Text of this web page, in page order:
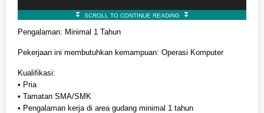
Pengalaman: Minimal 1 Tahun
Pekerjaan ini membutuhkan kemampuan: Operasi Komputer
Kualifikasi:
• Pria
• Tamatan SMA/SMK
• Pengalaman kerja di area gudang minimal 1 tahun